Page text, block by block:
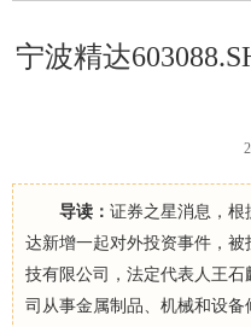
宁波精达
导读： 证券之星消息，根
达新增一起对外投资事件，
技有限公司，法定代表人王石
司从事金属制品、机械和设备